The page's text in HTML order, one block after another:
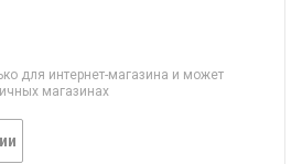
для интернет-магазина и может
магазинах